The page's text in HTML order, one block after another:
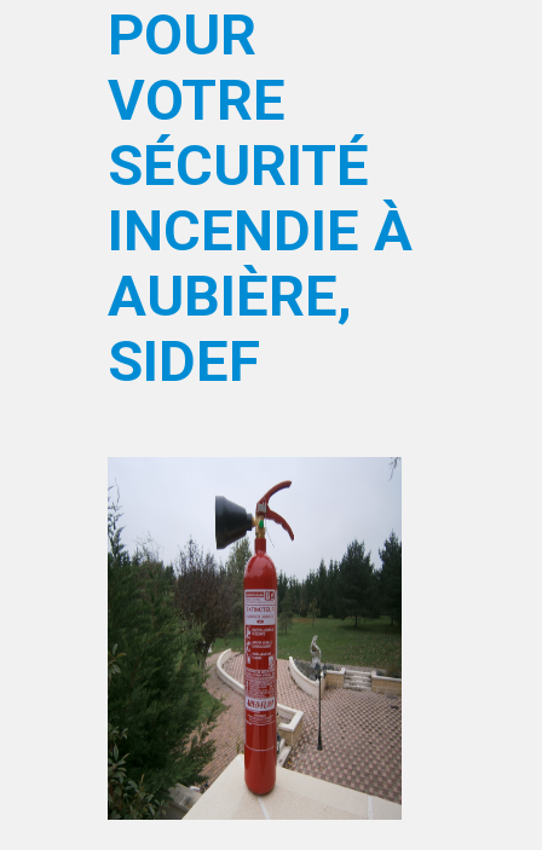
POUR
VOTRE
SÉCURITÉ
INCENDIE À
AUBIÈRE,
SIDEF